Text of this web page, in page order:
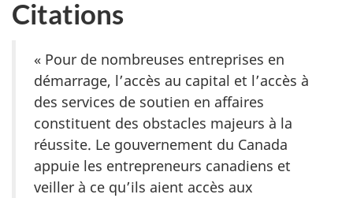
Citations
« Pour de nombreuses entreprises en
démarrage, l’accès au capital et l’accès à
des services de soutien en affaires
constituent des obstacles majeurs à la
réussite. Le gouvernement du Canada
appuie les entrepreneurs canadiens et
veiller à ce qu’ils aient accès aux